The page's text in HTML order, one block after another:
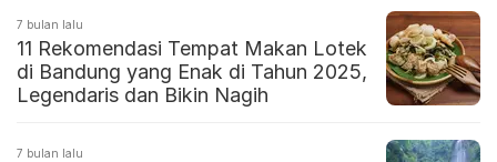
7 bulan lalu
11 Rekomendasi Tempat Makan Lotek
di Bandung yang Enak di Tahun 2025,
Legendaris dan Bikin Nagih
7 bulan lalu